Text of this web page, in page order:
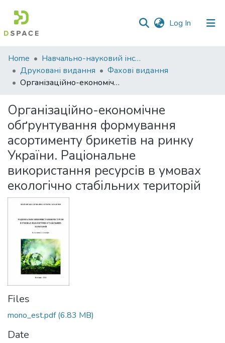
Log In (current)
Communities
&
Collections
Statistics
Home
Навчально-науковий інститут економіки, управління, права та інформаційних технологій
Друковані видання
Фахові видання
Організаційно-економічне обґрунтування формування асортименту брикетів на ринку України. Раціональне використання ресурсів в умовах екологічно стабільних територій
Організаційно-економічне
обґрунтування формування
асортименту брикетів на ринку
України. Раціональне
використання ресурсів в умовах
екологічно стабільних територій
Files
mono_est.pdf(6.83 MB)
Date